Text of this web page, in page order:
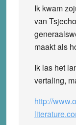
Ik kwam
van
maakt als
Ik las het
vertaling,
http://